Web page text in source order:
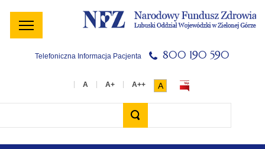
Menu
główne
Menu
lewe
Treść
główna
Szukaj
w
serwisie
Stopka
Telefoniczna Informacja Pacjenta 800 190 590
A